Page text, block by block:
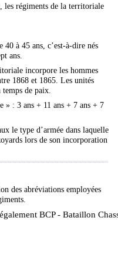
régiments de la territoriale
40 à 45 ans, c’est-à-dire nés
ans.
incorpore les hommes
1868 et 1865. Les unités
de paix.
» : 3 ans + 11 ans + 7 ans + 7
le type d’armée dans laquelle
lors de son incorporation
des abréviations employées
BCP - Bataillon